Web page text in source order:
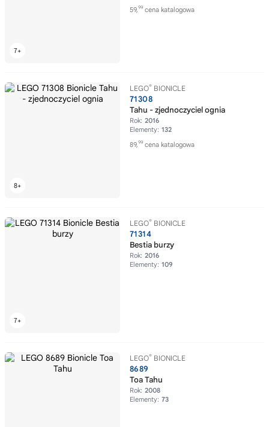
59,99 cena katalogowa
LEGO® BIONICLE
71308
Tahu - zjednoczyciel ognia
Rok: 2016
Elementy: 132
89,99 cena katalogowa
LEGO® BIONICLE
71314
Bestia burzy
Rok: 2016
Elementy: 109
LEGO® BIONICLE
8689
Toa Tahu
Rok: 2008
Elementy: 73